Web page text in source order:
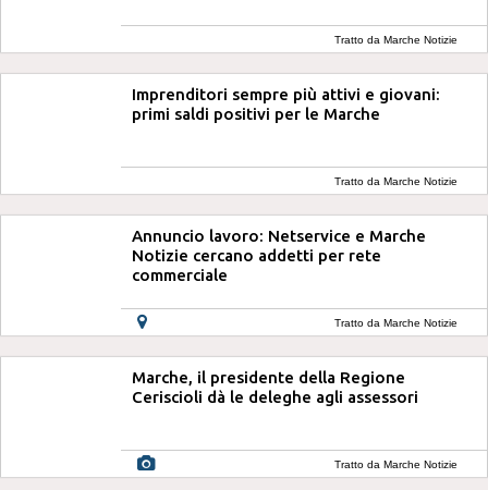
Tratto da Marche Notizie
Imprenditori sempre più attivi e giovani:
primi saldi positivi per le Marche
Tratto da Marche Notizie
Annuncio lavoro: Netservice e Marche
Notizie cercano addetti per rete
commerciale
Tratto da Marche Notizie
Marche, il presidente della Regione
Ceriscioli dà le deleghe agli assessori
Tratto da Marche Notizie